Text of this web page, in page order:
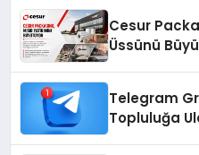
Cesur
Üssünü
Telegram
Topluluğa